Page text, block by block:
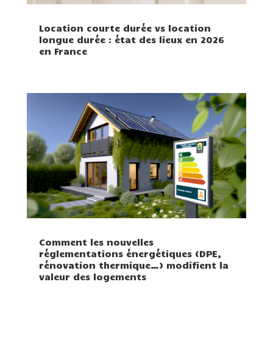
Location courte durée vs location
longue durée : état des lieux en 2026
en France
Comment les nouvelles
réglementations énergétiques (DPE,
rénovation thermique…) modifient la
valeur des logements